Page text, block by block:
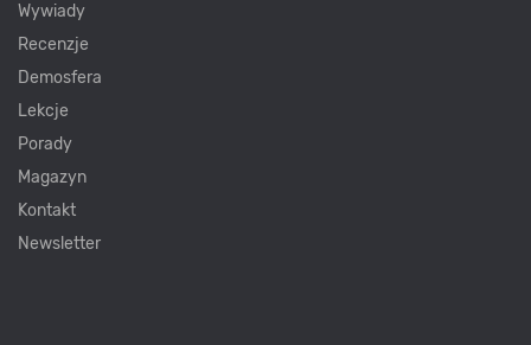
Wywiady
Recenzje
Demosfera
Lekcje
Porady
Magazyn
Kontakt
Newsletter